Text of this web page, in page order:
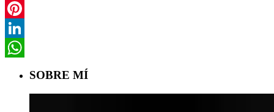
Twitter
Pinterest
LinkedIn
SOBRE MÍ